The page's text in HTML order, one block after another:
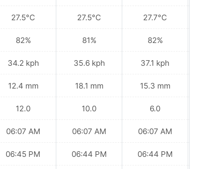
27.5°C
82%
34.2 kph
12.4 mm
12.0
06:07 AM
06:45 PM
27.5°C
81%
35.6 kph
18.1 mm
10.0
06:07 AM
06:44 PM
27.7°C
82%
37.1 kph
15.3 mm
6.0
06:07 AM
06:44 PM